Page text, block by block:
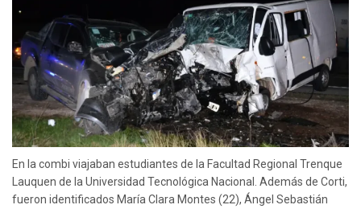
En la combi viajaban estudiantes de la Facultad Regional Trenque
Lauquen de la Universidad Tecnológica Nacional. Además de Corti,
fueron identificados María Clara Montes (22), Ángel Sebastián